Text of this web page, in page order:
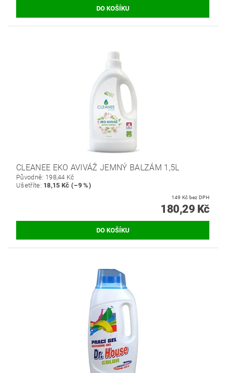
CLEANEE EKO AVIVÁŽ JEMNÝ BALZÁM 1,5L
Původně: 198,44 Kč
Ušetříte: 18,15 Kč (–9 %)
149 Kč bez DPH
180,29 Kč